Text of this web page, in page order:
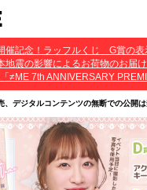
地震の影響によるお荷物のお届
デジタルコンテンツの無断での公開は
品をオークション等へ出品する行為、
動画･画像･ボイス等のデジタルコンテ
等での公開、譲渡、その他著作権を
み有効となります。当選権利の譲渡、